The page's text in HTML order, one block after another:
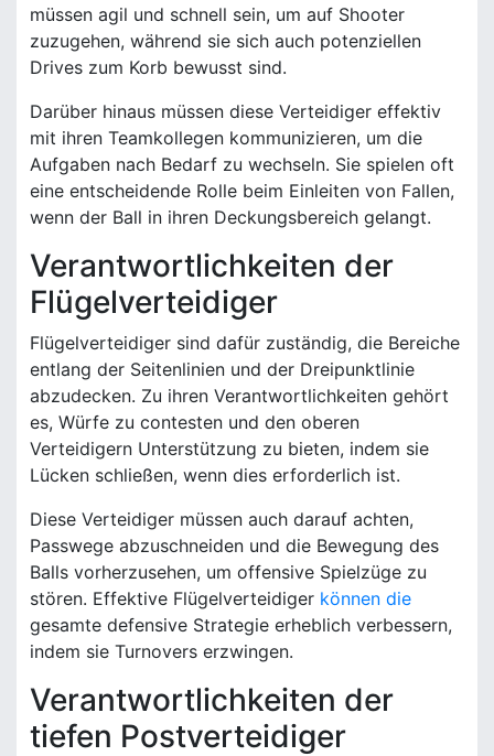
müssen agil und schnell sein, um auf Shooter
zuzugehen, während sie sich auch potenziellen
Drives zum Korb bewusst sind.
Darüber hinaus müssen diese Verteidiger effektiv
mit ihren Teamkollegen kommunizieren, um die
Aufgaben nach Bedarf zu wechseln. Sie spielen oft
eine entscheidende Rolle beim Einleiten von Fallen,
wenn der Ball in ihren Deckungsbereich gelangt.
Verantwortlichkeiten der
Flügelverteidiger
Flügelverteidiger sind dafür zuständig, die Bereiche
entlang der Seitenlinien und der Dreipunktlinie
abzudecken. Zu ihren Verantwortlichkeiten gehört
es, Würfe zu contesten und den oberen
Verteidigern Unterstützung zu bieten, indem sie
Lücken schließen, wenn dies erforderlich ist.
Diese Verteidiger müssen auch darauf achten,
Passwege abzuschneiden und die Bewegung des
Balls vorherzusehen, um offensive Spielzüge zu
stören. Effektive Flügelverteidiger können die
gesamte defensive Strategie erheblich verbessern,
indem sie Turnovers erzwingen.
Verantwortlichkeiten der
tiefen Postverteidiger